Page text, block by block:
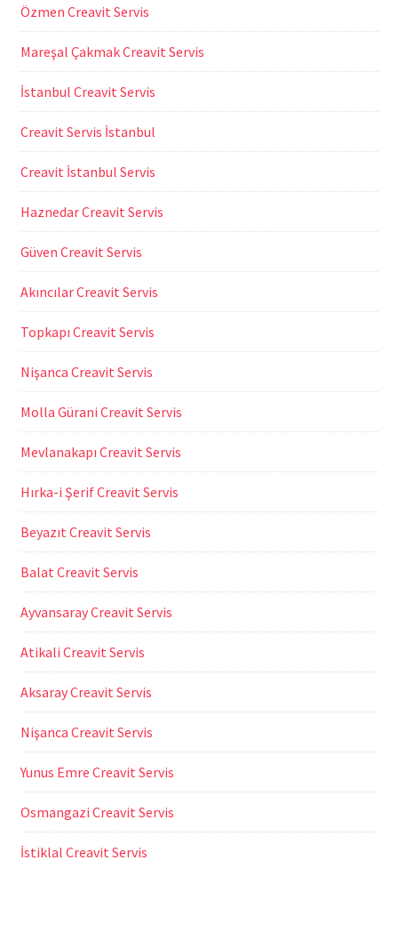
Özmen Creavit Servis
Mareşal Çakmak Creavit Servis
İstanbul Creavit Servis
Creavit Servis İstanbul
Creavit İstanbul Servis
Haznedar Creavit Servis
Güven Creavit Servis
Akıncılar Creavit Servis
Topkapı Creavit Servis
Nişanca Creavit Servis
Molla Gürani Creavit Servis
Mevlanakapı Creavit Servis
Hırka-i Şerif Creavit Servis
Beyazıt Creavit Servis
Balat Creavit Servis
Ayvansaray Creavit Servis
Atikali Creavit Servis
Aksaray Creavit Servis
Nişanca Creavit Servis
Yunus Emre Creavit Servis
Osmangazi Creavit Servis
İstiklal Creavit Servis